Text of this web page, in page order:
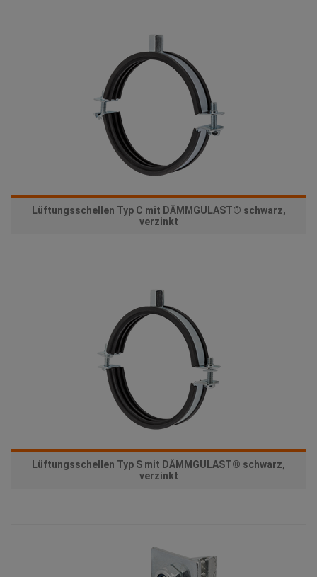
Lüftungsschellen Typ C mit DÄMMGULAST® schwarz,
verzinkt
Lüftungsschellen Typ S mit DÄMMGULAST® schwarz,
verzinkt